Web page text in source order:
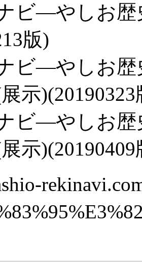
ナビ―やしお
版)
ナビ―やしお
示)(20190323
ナビ―やしお
示)(20190409